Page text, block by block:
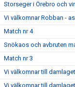
Storseger i Örebro och
Vi välkomnar Robban -
Match nr 4
Snökaos och avbruten
Match nr 3
Vi välkomnar till
Vi välkomnar till